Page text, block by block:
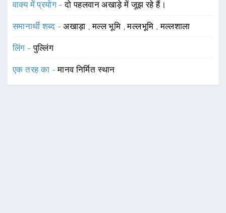
वाक्य में प्रयोग -दो पहलवान अखाड़े में जूझ रहे हैं।
समानार्थी शब्द -अखाड़ा ,मल्ल भूमि ,मल्लभूमि ,मल्लशाला
लिंग -पुल्लिंग
एक तरह का -मानव निर्मित स्थान